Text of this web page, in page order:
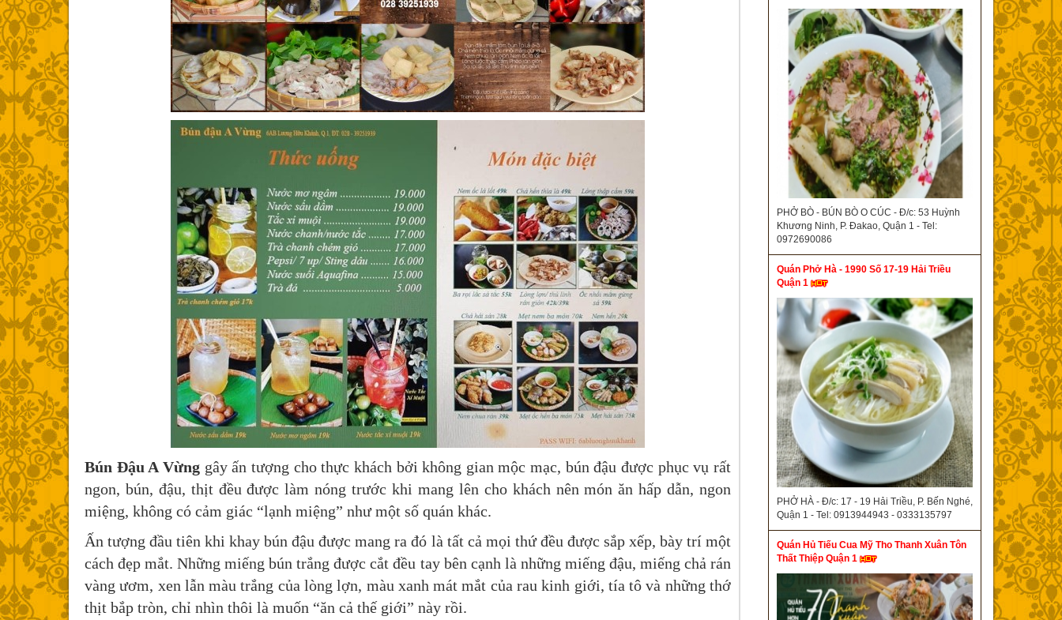
Bún Đậu A Vừnggây ấn tượng cho thực khách bởi không gian mộc mạc, bún đậu được phục vụ rất
ngon, bún, đậu, thịt đều được làm nóng trước khi mang lên cho khách nên món ăn hấp dẫn, ngon
miệng, không có cảm giác “lạnh miệng” như một số quán khác.
Ấn tượng đầu tiên khi khay bún đậu được mang ra đó là tất cả mọi thứ đều được sắp xếp, bày trí một
cách đẹp mắt. Những miếng bún trắng được cắt đều tay bên cạnh là những miếng đậu, miếng chả rán
vàng ươm, xen lẫn màu trắng của lòng lợn, màu xanh mát mắt của rau kinh giới, tía tô và những thớ
thịt bắp tròn, chỉ nhìn thôi là muốn “ăn cả thế giới” này rồi.
PHỞ BÒ - BÚN BÒ O CÚC - Đ/c: 53 Huỳnh
Khương Ninh, P. Đakao, Quận 1 - Tel:
0972690086
Quán Phở Hà - 1990 Số 17-19 Hải Triều
Quận 1
PHỞ HÀ - Đ/c: 17 - 19 Hải Triều, P. Bến Nghé,
Quận 1 - Tel: 0913944943 - 0333135797
Quán Hủ Tiếu Cua Mỹ Tho Thanh Xuân Tôn
Thất Thiệp Quận 1